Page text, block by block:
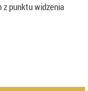
punktu widzenia